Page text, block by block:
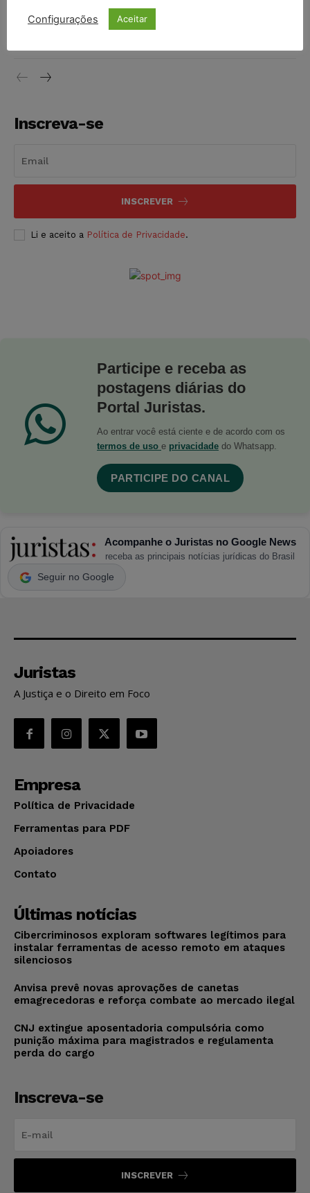
Conselho Nacional de Justiça determina afastamento da
juíza Gabriela Hardt por dois anos
Inscreva-se
INSCREVER
Li e aceito a Política de Privacidade.
Participe e receba as
postagens diárias do
Portal Juristas.
Ao entrar você está ciente e de acordo com os
termos de uso e privacidade do Whatsapp.
PARTICIPE DO CANAL
Acompanhe o Juristas no Google News
receba as principais notícias jurídicas do Brasil
Seguir no Google
Juristas
A Justiça e o Direito em Foco
Empresa
Política de Privacidade
Ferramentas para PDF
Apoiadores
Contato
Últimas notícias
Cibercriminosos exploram softwares legítimos para
instalar ferramentas de acesso remoto em ataques
silenciosos
Anvisa prevê novas aprovações de canetas
emagrecedoras e reforça combate ao mercado ilegal
CNJ extingue aposentadoria compulsória como
punição máxima para magistrados e regulamenta
perda do cargo
Inscreva-se
INSCREVER
Configurações Aceitar